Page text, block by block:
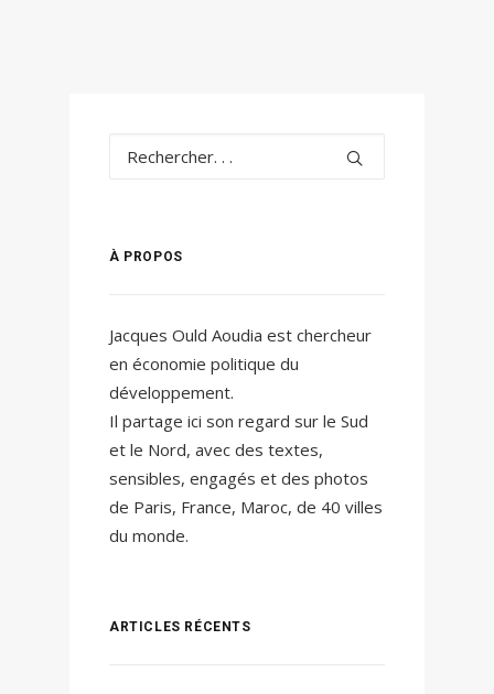
À PROPOS
Jacques Ould Aoudia est chercheur
en économie politique du
développement.
Il partage ici son regard sur le Sud
et le Nord, avec des textes,
sensibles, engagés et des photos
de Paris, France, Maroc, de 40 villes
du monde.
ARTICLES RÉCENTS